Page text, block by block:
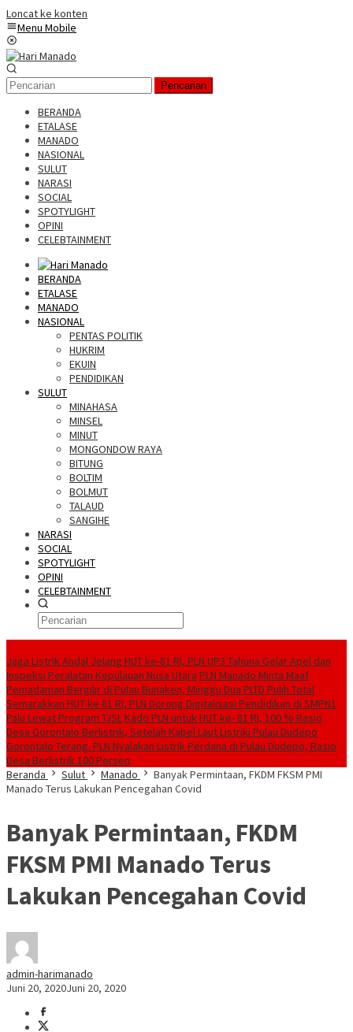
Loncat ke konten
Menu Mobile
Pencarian
BERANDA
ETALASE
MANADO
NASIONAL
SULUT
NARASI
SOCIAL
SPOTYLIGHT
OPINI
CELEBTAINMENT
BERANDA
ETALASE
MANADO
NASIONAL
PENTAS POLITIK
HUKRIM
EKUIN
PENDIDIKAN
SULUT
MINAHASA
MINSEL
MINUT
MONGONDOW RAYA
BITUNG
BOLTIM
BOLMUT
TALAUD
SANGIHE
NARASI
SOCIAL
SPOTYLIGHT
OPINI
CELEBTAINMENT
Jaga Listrik Andal Jelang HUT ke-81 RI, PLN UP3 Tahuna Gelar Apel dan
Inspeksi Peralatan Kepulauan Nusa Utara PLN Manado Minta Maaf
Pemadaman Bergilir di Pulau Bunaken, Minggu Dua PLTD Pulih Total
Semarakkan HUT ke 81 RI, PLN Dorong Digitalisasi Pendidikan di SMPN1
Palu Lewat Program TJSLKado PLN untuk HUT ke- 81 RI, 100 % Rasio
Desa Gorontalo Berlistrik, Setelah Kabel Laut Listriki Pulau Dudepo
Gorontalo Terang. PLN Nyalakan Listrik Perdana di Pulau Dudepo, Rasio
Desa Berlistrik 100 Persen
Beranda
Sulut Manado
Banyak Permintaan, FKDM FKSM PMI
Manado Terus Lakukan Pencegahan Covid
Banyak Permintaan, FKDM
FKSM PMI Manado Terus
Lakukan Pencegahan Covid
admin-harimanado
Juni 20, 2020Juni 20, 2020